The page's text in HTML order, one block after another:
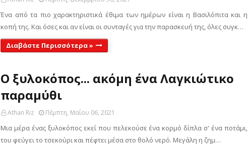
Ένα από τα πιο χαρακτηριστικά έθιμα των ημέρων είναι η Βασιλόπιτα και η
κοπή της. Και όσες και αν είναι οι συνταγές για την παρασκευή της, όλες συγκ…
Διαβάστε Περισσότερα »
Ο ξυλοκόπος... ακόμη ένα Λαγκιώτικο
παραμύθι
Athan Riz Πέμπτη, Μαΐου 06, 2021
Μια μέρα ένας ξυλοκόπος εκεί που πελεκούσε ένα κορμό δίπλα σ' ένα ποτάμι,
του φεύγει το τσεκούρι και πέφτει μέσα στο θολό νερό. Μεγάλη η ζημ…